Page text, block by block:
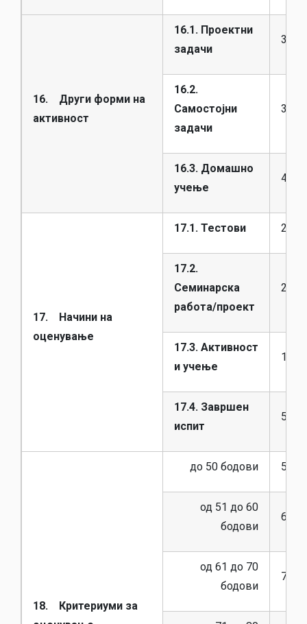
16. Други форми на
активност
16.1. Проектни
задачи
30
16.2.
Самостојни
задачи
30
16.3. Домашно
учење
45
17. Начини на
оценување
17.1. Тестови 20
17.2.
Семинарска
работа/проект
20
17.3. Активност
и учење
10
17.4. Завршен
испит
50
18. Критериуми за
до 50 бодови 5
од 51 до 60
бодови
6
од 61 до 70
бодови
7